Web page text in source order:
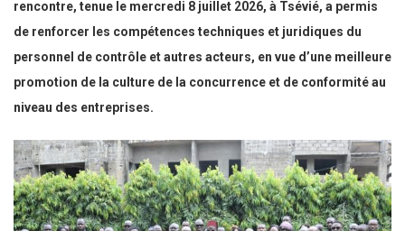
rencontre, tenue le mercredi 8 juillet 2026, à Tsévié, a permis
de renforcer les compétences techniques et juridiques du
personnel de contrôle et autres acteurs, en vue d’une meilleure
promotion de la culture de la concurrence et de conformité au
niveau des entreprises.